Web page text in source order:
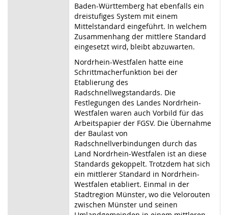
Baden-Württemberg hat ebenfalls ein
dreistufiges System mit einem
Mittelstandard eingeführt. In welchem
Zusammenhang der mittlere Standard
eingesetzt wird, bleibt abzuwarten.
Nordrhein-Westfalen hatte eine
Schrittmacherfunktion bei der
Etablierung des
Radschnellwegstandards. Die
Festlegungen des Landes Nordrhein-
Westfalen waren auch Vorbild für das
Arbeitspapier der FGSV. Die Übernahme
der Baulast von
Radschnellverbindungen durch das
Land Nordrhein-Westfalen ist an diese
Standards gekoppelt. Trotzdem hat sich
ein mittlerer Standard in Nordrhein-
Westfalen etabliert. Einmal in der
Stadtregion Münster, wo die Velorouten
zwischen Münster und seinen